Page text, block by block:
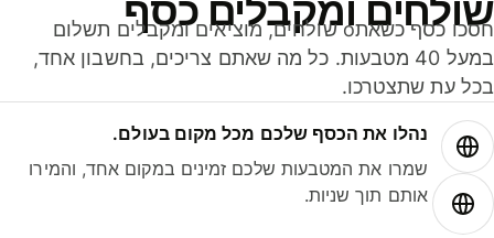
ומקבלים כסף
חסכו כסף כשאתo שולחים, מוציאים ומקבלים תשלום
במעל 40 מטבעות. כל מה שאתם צריכים, בחשבון אחד,
עת שתצטרכו.
נהלו את הכסף שלכם מכל מקום בעולם.
שמרו את המטבעות שלכם זמינים במקום אחד, והמירו
אותם תוך שניות.